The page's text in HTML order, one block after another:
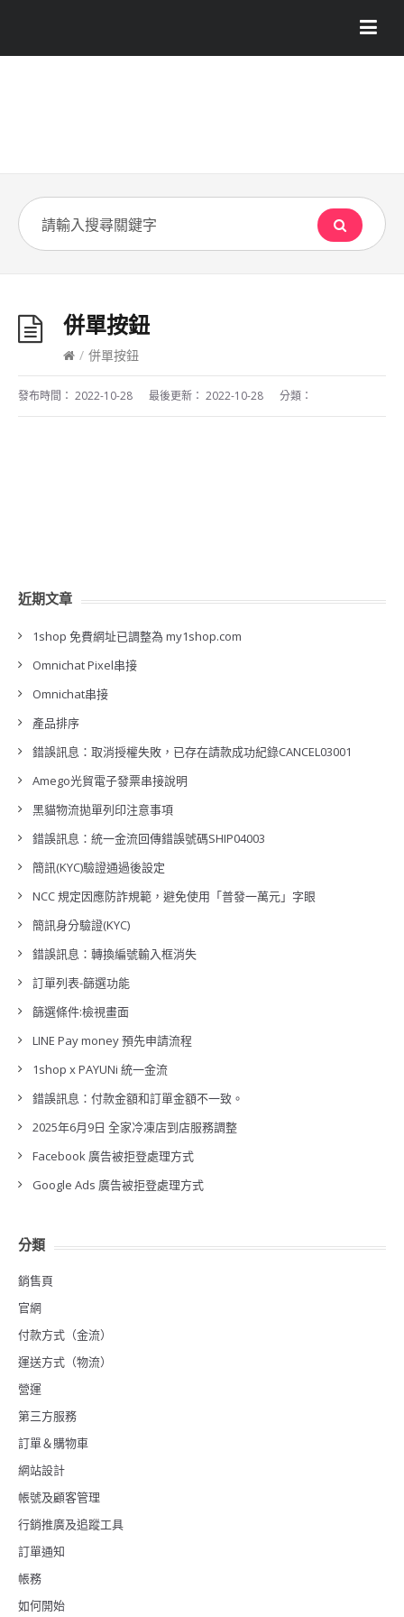
併單按鈕
/ 併單按鈕
發布時間： 2022-10-28 最後更新： 2022-10-28 分類：
近期文章
1shop 免費網址已調整為 my1shop.com
Omnichat Pixel串接
Omnichat串接
產品排序
錯誤訊息：取消授權失敗，已存在請款成功紀錄CANCEL03001
Amego光貿電子發票串接說明
黑貓物流拋單列印注意事項
錯誤訊息：統一金流回傳錯誤號碼SHIP04003
簡訊(KYC)驗證通過後設定
NCC 規定因應防詐規範，避免使用「普發一萬元」字眼
簡訊身分驗證(KYC)
錯誤訊息：轉換編號輸入框消失
訂單列表-篩選功能
篩選條件:檢視畫面
LINE Pay money 預先申請流程
1shop x PAYUNi 統一金流
錯誤訊息：付款金額和訂單金額不一致。
2025年6月9日 全家冷凍店到店服務調整
Facebook 廣告被拒登處理方式
Google Ads 廣告被拒登處理方式
分類
銷售頁
官網
付款方式（金流）
運送方式（物流）
營運
第三方服務
訂單＆購物車
網站設計
帳號及顧客管理
行銷推廣及追蹤工具
訂單通知
帳務
如何開始